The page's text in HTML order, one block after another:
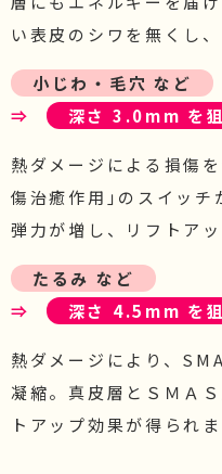
い表皮のシワを無くし
小じわ・毛穴 など
⇒
深さ 3.0mm を
熱ダメージによる損傷
傷治癒作用｣のスイッチ
弾力が増し、リフトア
たるみ など
⇒
深さ 4.5mm を
熱ダメージにより、
凝縮。真皮層とＳＭＡ
トアップ効果が得られま